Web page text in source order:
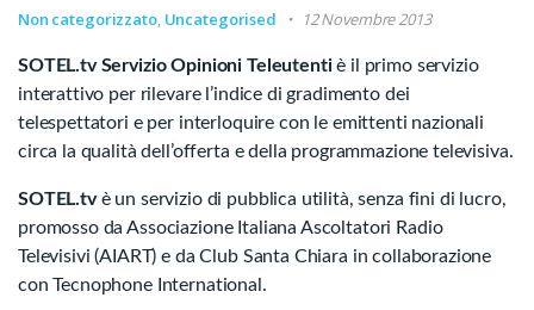
Non categorizzato, Uncategorised 12 Novembre 2013
SOTEL.tv Servizio Opinioni Teleutentiè il primo servizio
interattivo per rilevare l’indice di gradimento dei
telespettatori e per interloquire con le emittenti nazionali
circa la qualità dell’offerta e della programmazione televisiva.
SOTEL.tvè un servizio di pubblica utilità, senza fini di lucro,
promosso da Associazione Italiana Ascoltatori Radio
Televisivi (AIART) e da Club Santa Chiara in collaborazione
con Tecnophone International.